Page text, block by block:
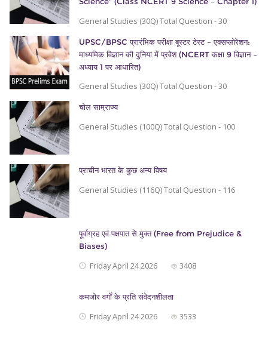
General Studies (30Q) Total Question - 30
UPSC/BPSC प्रारंभिक परीक्षा बूस्टर टेस्ट – एक्सप्लोरेशन:
माध्यमिक विज्ञान की दुनिया में प्रवेश (NCERT कक्षा 9 विज्ञान –
अध्याय 1 पर आधारित)
General Studies (30Q) Total Question - 30
चोल साम्राज्य
General Studies (100Q) Total Question - 100
प्राचीन भारत के कुछ अन्य विषय
General Studies (116Q) Total Question - 116
पूर्वाग्रह एवं पक्षपात से मुक्त (Free from Prejudice &
Biases)
Friday April 24 2026 3408
कमजोर वर्गों के प्रति संवेदनशीलता
Friday April 24 2026 3533